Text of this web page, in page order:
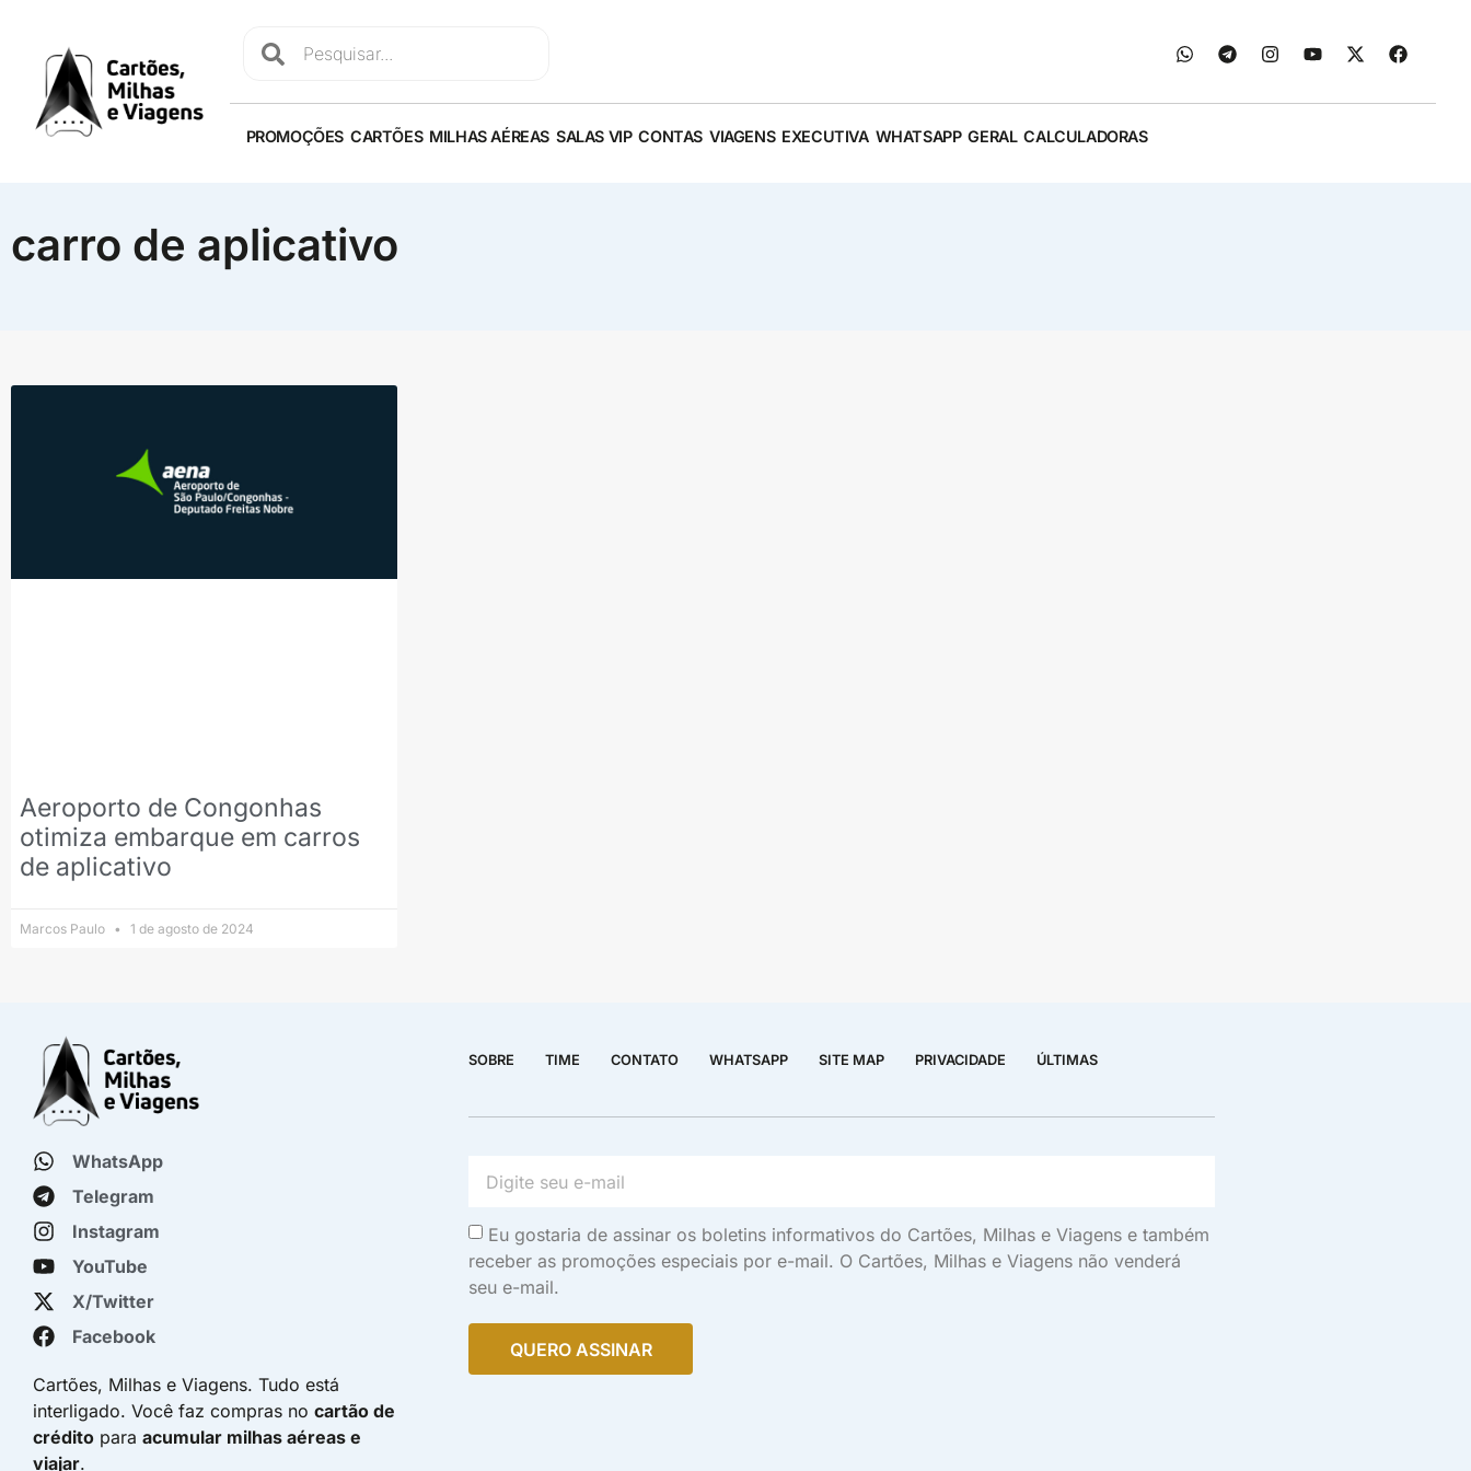
PROMOÇÕES CARTÕES MILHAS AÉREAS SALAS VIP CONTAS VIAGENS EXECUTIVA WHATSAPP GERAL CALCULADORAS
carro de aplicativo
Aeroporto de Congonhas
otimiza embarque em carros
de aplicativo
Marcos Paulo 1 de agosto de 2024
WhatsApp
Telegram
Instagram
YouTube
X/Twitter
Facebook
Cartões, Milhas e Viagens. Tudo está
interligado. Você faz compras no cartão de
crédito para acumular milhas aéreas e
viajar.
SOBRE TIME CONTATO WHATSAPP SITE MAP PRIVACIDADE ÚLTIMAS
Eu gostaria de assinar os boletins informativos do Cartões, Milhas e Viagens e também
receber as promoções especiais por e-mail. O Cartões, Milhas e Viagens não venderá
seu e-mail.
QUERO ASSINAR